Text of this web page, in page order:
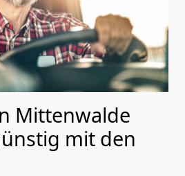
Mittenwalde
mit den